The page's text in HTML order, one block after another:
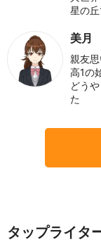
星の
美月
親友
高1の
どう
た
タップライタ